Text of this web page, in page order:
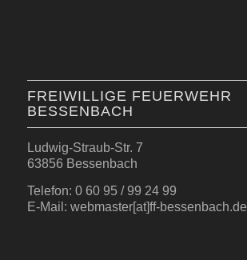
FREIWILLIGE FEUERWEHR
BESSENBACH
Ludwig-Straub-Str. 7
63856 Bessenbach
Telefon: 0 60 95 / 99 24 99
E-Mail: webmaster[at]ff-bessenbach.de